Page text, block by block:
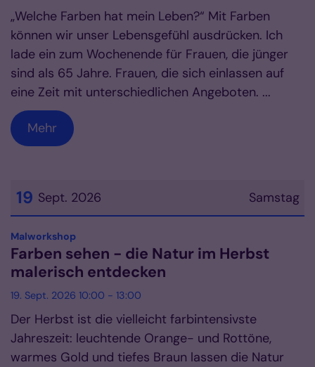
„Welche Farben hat mein Leben?“ Mit Farben
können wir unser Lebensgefühl ausdrücken. Ich
lade ein zum Wochenende für Frauen, die jünger
sind als 65 Jahre. Frauen, die sich einlassen auf
eine Zeit mit unterschiedlichen Angeboten. ...
Mehr
Samstag
19 Sept. 2026
Datum: 19. September 2026
Malworkshop:
Farben sehen - die Natur im Herbst
malerisch entdecken
19. Sept. 2026 10:00 - 13:00
Der Herbst ist die vielleicht farbintensivste
Jahreszeit: leuchtende Orange- und Rottöne,
warmes Gold und tiefes Braun lassen die Natur